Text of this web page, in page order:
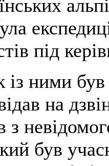
під
із ними
на
з
був